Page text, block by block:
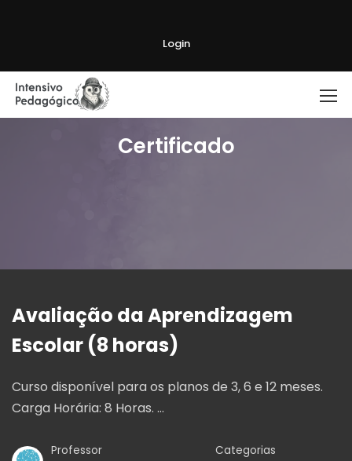
Login
Certificado
Avaliação da Aprendizagem
Escolar (8 horas)
Curso disponível para os planos de 3, 6 e 12 meses.
Carga Horária: 8 Horas. …
Professor Categorias